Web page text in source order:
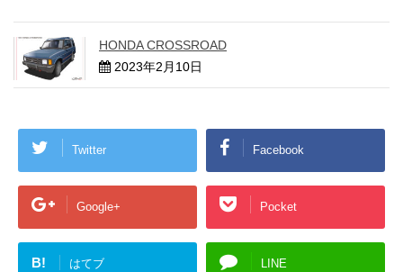
HONDA CROSSROAD
2023年2月10日
Twitter Facebook
Google+ Pocket
B! はてブ LINE